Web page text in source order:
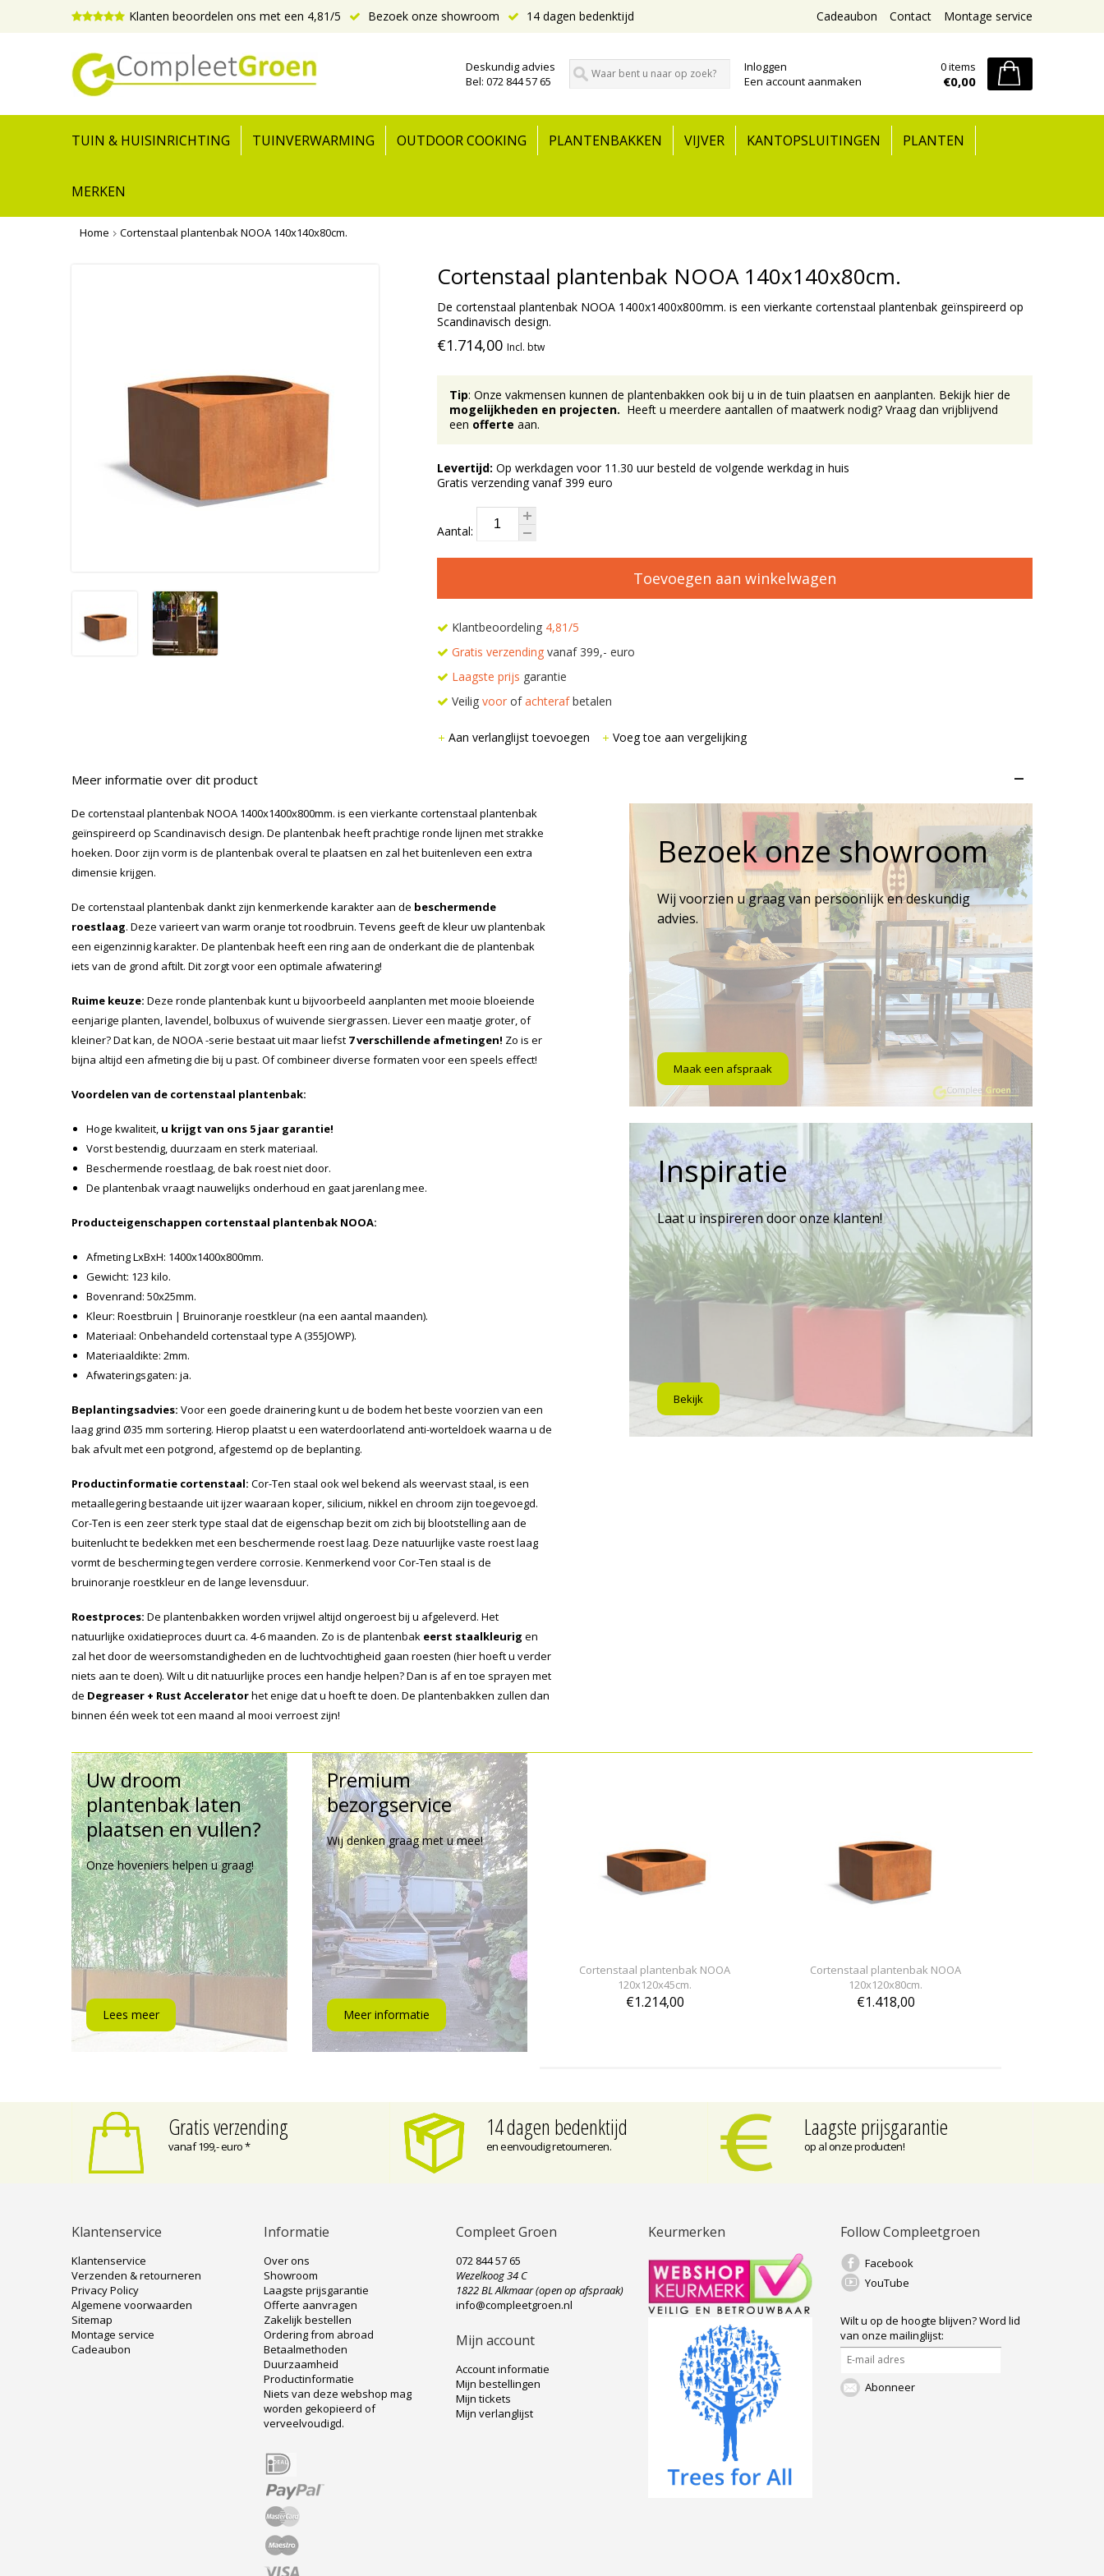
Klanten beoordelen ons met een 4,81/5 Bezoek onze showroom 14 dagen bedenktijd Montage service
Contact
Cadeaubon
Deskundig advies
Bel: 072 844 57 65
Inloggen
Een account aanmaken
0 items
€0,00
TUIN & HUISINRICHTING TUINVERWARMING OUTDOOR COOKING PLANTENBAKKEN VIJVER KANTOPSLUITINGEN PLANTEN
MERKEN
Home Cortenstaal plantenbak NOOA 140x140x80cm.
Cortenstaal plantenbak NOOA 140x140x80cm.
De cortenstaal plantenbak NOOA 1400x1400x800mm. is een vierkante cortenstaal plantenbak geïnspireerd op
Scandinavisch design.
€1.714,00 Incl. btw
Tip: Onze vakmensen kunnen de plantenbakken ook bij u in de tuin plaatsen en aanplanten. Bekijk hier de
mogelijkheden en projecten. Heeft u meerdere aantallen of maatwerk nodig? Vraag dan vrijblijvend
een offerte aan.
Levertijd: Op werkdagen voor 11.30 uur besteld de volgende werkdag in huis
Gratis verzending vanaf 399 euro
Aantal:
Toevoegen aan winkelwagen
Klantbeoordeling 4,81/5
Gratis verzendingvanaf 399,- euro
Laagste prijs garantie
Veilig voorofachterafbetalen
Aan verlanglijst toevoegen Voeg toe aan vergelijking
Meer informatie over dit product –
De cortenstaal plantenbak NOOA 1400x1400x800mm. is een vierkante cortenstaal plantenbak
geïnspireerd op Scandinavisch design. De plantenbak heeft prachtige ronde lijnen met strakke
hoeken. Door zijn vorm is de plantenbak overal te plaatsen en zal het buitenleven een extra
dimensie krijgen.
De cortenstaal plantenbak dankt zijn kenmerkende karakter aan de beschermende
roestlaag. Deze varieert van warm oranje tot roodbruin. Tevens geeft de kleur uw plantenbak
een eigenzinnig karakter. De plantenbak heeft een ring aan de onderkant die de plantenbak
iets van de grond aftilt. Dit zorgt voor een optimale afwatering!
Ruime keuze: Deze ronde plantenbak kunt u bijvoorbeeld aanplanten met mooie bloeiende
eenjarige planten, lavendel, bolbuxus of wuivende siergrassen. Liever een maatje groter, of
kleiner? Dat kan, de NOOA -serie bestaat uit maar liefst 7 verschillende afmetingen! Zo is er
bijna altijd een afmeting die bij u past. Of combineer diverse formaten voor een speels effect!
Voordelen van de cortenstaal plantenbak:
Hoge kwaliteit, u krijgt van ons 5 jaar garantie!
Vorst bestendig, duurzaam en sterk materiaal.
Beschermende roestlaag, de bak roest niet door.
De plantenbak vraagt nauwelijks onderhoud en gaat jarenlang mee.
Producteigenschappen cortenstaal plantenbak NOOA:
Afmeting LxBxH: 1400x1400x800mm.
Gewicht: 123 kilo.
Bovenrand: 50x25mm.
Kleur: Roestbruin | Bruinoranje roestkleur (na een aantal maanden).
Materiaal: Onbehandeld cortenstaal type A (355JOWP).
Materiaaldikte: 2mm.
Afwateringsgaten: ja.
Beplantingsadvies: Voor een goede drainering kunt u de bodem het beste voorzien van een
laag grind Ø35 mm sortering. Hierop plaatst u een waterdoorlatend anti-worteldoek waarna u de
bak afvult met een potgrond, afgestemd op de beplanting.
Productinformatie cortenstaal: Cor-Ten staal ook wel bekend als weervast staal, is een
metaallegering bestaande uit ijzer waaraan koper, silicium, nikkel en chroom zijn toegevoegd.
Cor-Ten is een zeer sterk type staal dat de eigenschap bezit om zich bij blootstelling aan de
buitenlucht te bedekken met een beschermende roest laag. Deze natuurlijke vaste roest laag
vormt de bescherming tegen verdere corrosie. Kenmerkend voor Cor-Ten staal is de
bruinoranje roestkleur en de lange levensduur.
Roestproces: De plantenbakken worden vrijwel altijd ongeroest bij u afgeleverd. Het
natuurlijke oxidatieproces duurt ca. 4-6 maanden. Zo is de plantenbak eerst staalkleurig en
zal het door de weersomstandigheden en de luchtvochtigheid gaan roesten (hier hoeft u verder
niets aan te doen). Wilt u dit natuurlijke proces een handje helpen? Dan is af en toe sprayen met
de Degreaser + Rust Acceleratorhet enige dat u hoeft te doen. De plantenbakken zullen dan
binnen één week tot een maand al mooi verroest zijn!
Bezoek onze showroom
Wij voorzien u graag van persoonlijk en deskundig
advies.
Maak een afspraak
Inspiratie
Laat u inspireren door onze klanten!
Bekijk
Uw droom
plantenbak laten
plaatsen en vullen?
Onze hoveniers helpen u graag!
Lees meer
Premium
bezorgservice
Wij denken graag met u mee!
Meer informatie
Cortenstaal plantenbak NOOA
120x120x45cm.
€1.214,00
Cortenstaal plantenbak NOOA
120x120x80cm.
€1.418,00
Gratis verzending
vanaf 199,- euro *
14 dagen bedenktijd
en eenvoudig retourneren.
Laagste prijsgarantie
op al onze producten!
Klantenservice
Klantenservice
Verzenden & retourneren
Privacy Policy
Algemene voorwaarden
Sitemap
Montage service
Cadeaubon
Informatie
Over ons
Showroom
Laagste prijsgarantie
Offerte aanvragen
Zakelijk bestellen
Ordering from abroad
Betaalmethoden
Duurzaamheid
Productinformatie
Niets van deze webshop mag
worden gekopieerd of
verveelvoudigd.
Compleet Groen
072 844 57 65
Wezelkoog 34 C
1822 BL Alkmaar (open op afspraak)
info@compleetgroen.nl
Mijn account
Account informatie
Mijn bestellingen
Mijn tickets
Mijn verlanglijst
Keurmerken Follow Compleetgroen
Facebook
YouTube
Wilt u op de hoogte blijven?Word lid
van onze mailinglijst:
Abonneer